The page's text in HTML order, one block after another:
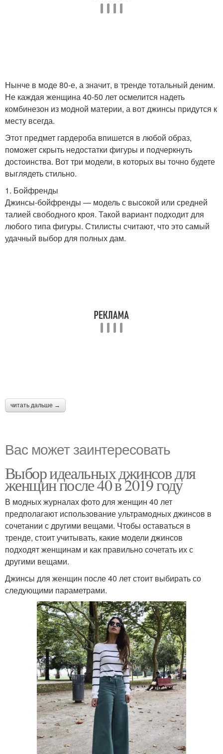
Нынче в моде 80-е, а значит, в тренде тотальный деним.
Не каждая женщина 40-50 лет осмелится надеть
комбинезон из модной материи, а вот джинсы придутся к
месту всегда.
Этот предмет гардероба впишется в любой образ,
поможет скрыть недостатки фигуры и подчеркнуть
достоинства. Вот три модели, в которых вы точно будете
выглядеть стильно.
1. Бойфренды
Джинсы-бойфренды — модель с высокой или средней
талией свободного кроя. Такой вариант подходит для
любого типа фигуры. Стилисты считают, что это самый
удачный выбор для полных дам.
читать дальше →
Вас может заинтересовать
Выбор идеальных джинсов для
женщин после 40 в 2019 году
В модных журналах фото для женщин 40 лет
предполагают использование ультрамодных джинсов в
сочетании с другими вещами. Чтобы оставаться в
тренде, стоит учитывать, какие модели джинсов
подходят женщинам и как правильно сочетать их с
другими вещами.
Джинсы для женщин после 40 лет стоит выбирать со
следующими параметрами.